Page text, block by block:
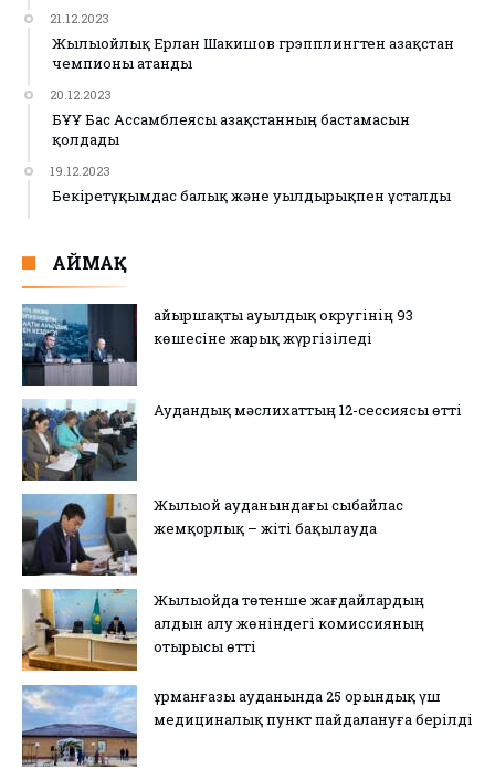
21.12.2023
Жылыойлық Ерлан Шакишов грэпплингтен Қазақстан
чемпионы атанды
20.12.2023
БҰҰ Бас Ассамблеясы Қазақстанның бастамасын
қолдады
19.12.2023
Бекіретұқымдас балық және уылдырықпен ұсталды
АЙМАҚ
Қайыршақты ауылдық округінің 93
көшесіне жарық жүргізіледі
Аудандық мәслихаттың 12-сессиясы өтті
Жылыой ауданындағы сыбайлас
жемқорлық – жіті бақылауда
Жылыойда төтенше жағдайлардың
алдын алу жөніндегі комиссияның
отырысы өтті
Құрманғазы ауданында 25 орындық үш
медициналық пункт пайдалануға берілді